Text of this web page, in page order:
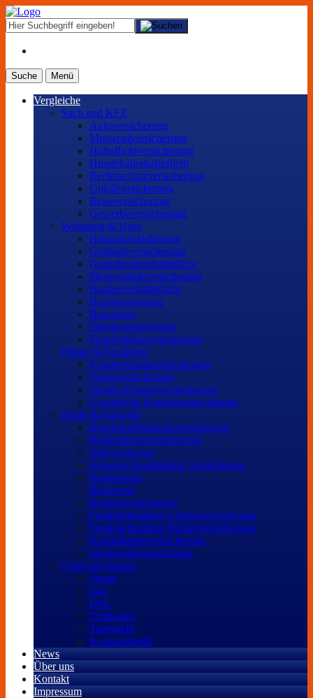
Suche Menü
Vergleiche
Sach und KFZ
Autoversicherung
Motorradversicherung
Haftpflichtversicherung
Hundehalterhaftpflicht
Rechtsschutzversicherung
Unfallversicherung
Reiseversicherung
Gewerbeversicherung
Wohnung & Haus
Hausratversicherung
Gebäudeversicherung
Grundbesitzerhaftpflicht
Photovoltaikversicherung
Bauherrenhaftpflicht
Baufinanzierung
Bausparen
Öltankversicherung
Feuerrohbauversicherung
Pflege & Krankheit
Krankenzusatzversicherung
Pflegeversicherung
Private Krankenversicherung
Gesetzliche Krankenversicherung
Rente & Vorsorge
Berufs­unfähigkeitsversicherung
Risikolebensversicherung
Altersvorsorge
Schwere Krankheiten Versicherung
Riesterrente
Basisrente
Rentenversicherung
Fondsgebundene Lebensversicherung
Fondsgebundene Rentenversicherung
Kapitallebensversicherung
Sterbegeldversicherung
Geld und Sparen
Strom
Gas
DSL
Girokonto
Tagesgeld
Konsumkredit
News
Über uns
Kontakt
Impressum